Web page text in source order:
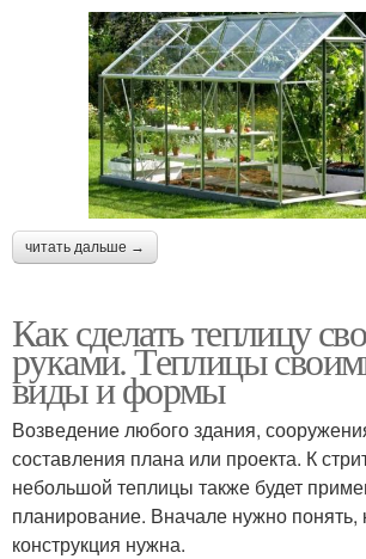
читать дальше →
Как сделать теплицу
руками. Теплицы
виды и формы
Возведение любого здания,
составления плана или проекта. К
небольшой теплицы также будет
планирование. Вначале нужно понять,
конструкция нужна.